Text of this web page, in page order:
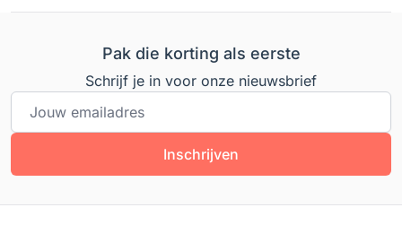
Pak die korting als eerste
Schrijf je in voor onze nieuwsbrief
E-mailadres
Inschrijven